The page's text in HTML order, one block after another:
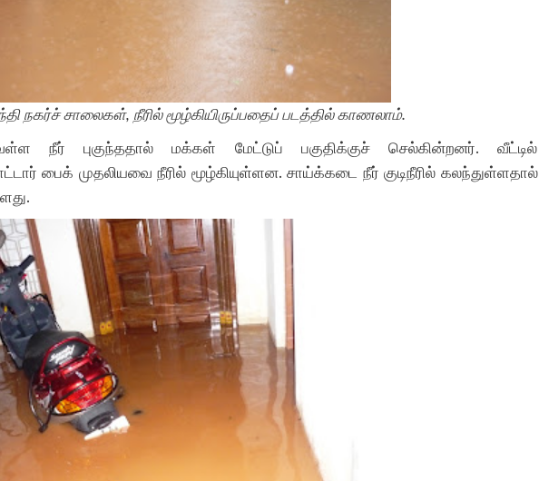
நகர்ச் சாலைகள், நீரில் மூழ்கியிருப்பதைப் படத்தில் காணலாம்.
நீர் புகுந்ததால் மக்கள் மேட்டுப் பகுதிக்குச் செல்கின்றனர். வீட்டில்
பைக் முதலியவை நீரில் மூழ்கியுள்ளன. சாய்க்கடை நீர் குடிநீரில் கலந்துள்ளதால்